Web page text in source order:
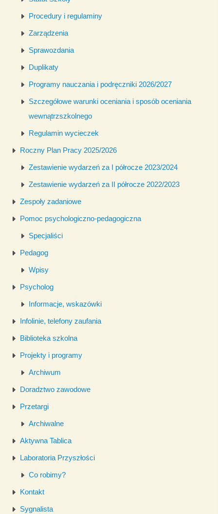
Procedury i regulaminy
Zarządzenia
Sprawozdania
Duplikaty
Programy nauczania i podręczniki 2026/2027
Szczegółowe warunki oceniania i sposób oceniania
wewnątrzszkolnego
Regulamin wycieczek
Roczny Plan Pracy 2025/2026
Zestawienie wydarzeń za I półrocze 2023/2024
Zestawienie wydarzeń za II półrocze 2022/2023
Zespoły zadaniowe
Pomoc psychologiczno-pedagogiczna
Specjaliści
Pedagog
Wpisy
Psycholog
Informacje, wskazówki
Infolinie, telefony zaufania
Biblioteka szkolna
Projekty i programy
Archiwum
Doradztwo zawodowe
Przetargi
Archiwalne
Aktywna Tablica
Laboratoria Przyszłości
Co robimy?
Kontakt
Sygnalista